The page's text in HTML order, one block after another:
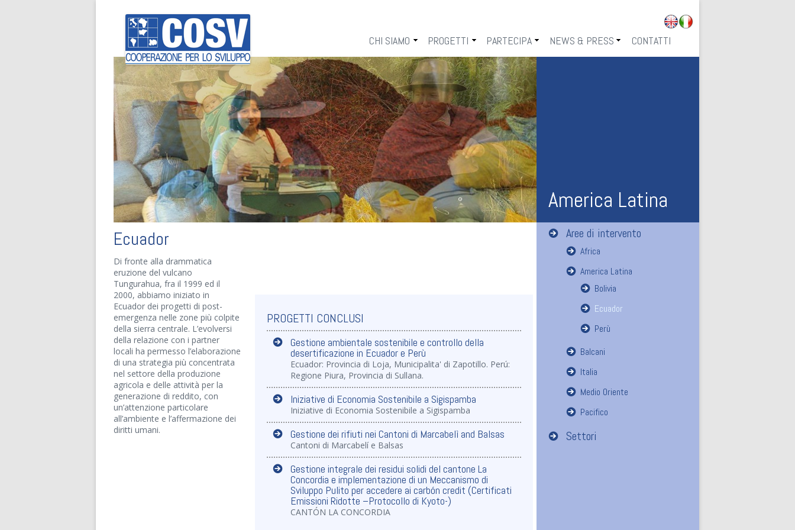
CHI SIAMO
IL COSV
L’ATTIVITÀ E LA TRASPARENZA
LA STRUTTURA
LE RETI
I DONOR
PROGETTI
AREE DI INTERVENTO
SETTORI
PARTECIPA
LAVORA CON NOI
5 PER MILLE
SOSTIENICI
NEWS & PRESS CONTATTI
Ecuador
Di fronte alla drammatica
eruzione del vulcano
Tungurahua, fra il 1999 ed il
2000, abbiamo iniziato in
Ecuador dei progetti di post-
emergenza nelle zone più colpite
della sierra centrale. L’evolversi
della relazione con i partner
locali ha permesso l’elaborazione
di una strategia più concentrata
nel settore della produzione
agricola e delle attività per la
generazione di reddito, con
un’attenzione particolare
all’ambiente e l’affermazione dei
diritti umani.
PROGETTI CONCLUSI
Gestione ambientale sostenibile e controllo della
desertificazione in Ecuador e Perù
Ecuador: Provincia di Loja, Municipalita' di Zapotillo. Perú:
Regione Piura, Provincia di Sullana.
Iniziative di Economia Sostenibile a Sigispamba
Iniziative di Economia Sostenibile a Sigispamba
Gestione dei rifiuti nei Cantoni di Marcabelì and Balsas
Cantoni di Marcabelí e Balsas
Gestione integrale dei residui solidi del cantone La
Concordia e implementazione di un Meccanismo di
Sviluppo Pulito per accedere ai carbón credit (Certificati
Emissioni Ridotte –Protocollo di Kyoto-)
CANTÓN LA CONCORDIA
America Latina
Aree di intervento
Africa
America Latina
Bolivia
Ecuador
Perù
Balcani
Italia
Medio Oriente
Pacifico
Settori